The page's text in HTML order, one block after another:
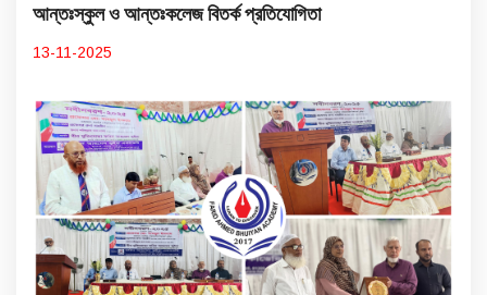
আন্তঃস্কুল ও আন্তঃকলেজ বিতর্ক প্রতিযোগিতা
13-11-2025